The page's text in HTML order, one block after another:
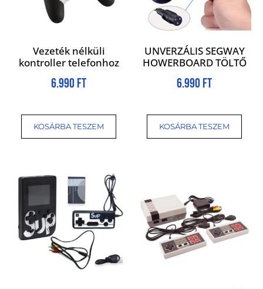
Vezeték nélküli
kontroller telefonhoz
6.990 Ft
KOSÁRBA TESZEM
UNVERZÁLIS SEGWAY
HOWERBOARD TÖLTŐ
6.990 Ft
KOSÁRBA TESZEM